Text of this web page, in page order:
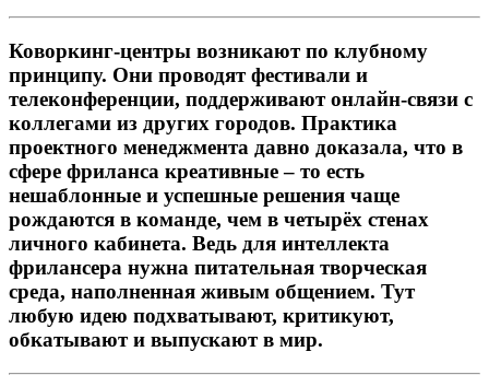
Коворкинг-центры возникают по клубному
принципу. Они проводят фестивали и
телеконференции, поддерживают онлайн-связи с
коллегами из других городов. Практика
проектного менеджмента давно доказала, что в
сфере фриланса креативные – то есть
нешаблонные и успешные решения чаще
рождаются в команде, чем в четырёх стенах
личного кабинета. Ведь для интеллекта
фрилансера нужна питательная творческая
среда, наполненная живым общением. Тут
любую идею подхватывают, критикуют,
обкатывают и выпускают в мир.